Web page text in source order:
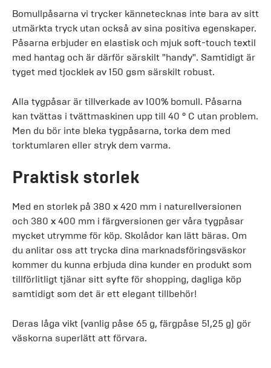
Bomullpåsarna vi trycker kännetecknas inte bara av sitt
utmärkta tryck utan också av sina positiva egenskaper.
Påsarna erbjuder en elastisk och mjuk soft-touch textil
med hantag och är därför särskilt "handy". Samtidigt är
tyget med tjocklek av 150 gsm särskilt robust.
Alla tygpåsar är tillverkade av 100% bomull. Påsarna
kan tvättas i tvättmaskinen upp till 40 ° C utan problem.
Men du bör inte bleka tygpåsarna, torka dem med
torktumlaren eller stryk dem varma.
Praktisk storlek
Med en storlek på 380 x 420 mm i naturellversionen
och 380 x 400 mm i färgversionen ger våra tygpåsar
mycket utrymme för köp. Skolådor kan lätt bäras. Om
du anlitar oss att trycka dina marknadsföringsväskor
kommer du kunna erbjuda dina kunder en produkt som
tillförlitligt tjänar sitt syfte för shopping, dagliga köp
samtidigt som det är ett elegant tillbehör!
Deras låga vikt (vanlig påse 65 g, färgpåse 51,25 g) gör
väskorna superlätt att förvara.